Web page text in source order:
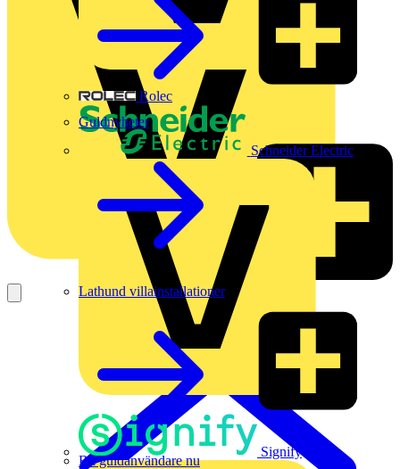
Rolec
Schneider Electric
Signify
Guldnyheter
Lathund villainstallationer
Bli guldanvändare nu